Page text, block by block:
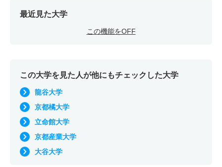
最近見た大学
この機能をOFF
この大学を見た人が他にもチェックした大学
龍谷大学
京都橘大学
立命館大学
京都産業大学
大谷大学